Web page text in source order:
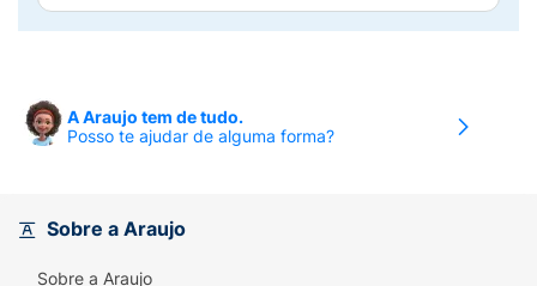
receber vaporização ou tratamento a vapor. Ao lavar, mantenha os
seco. Lembre-se de recortar e guardar as indicações de uso descritas
no verso da embalagem antes de descartá-la, isso será útil para
eventuais consultas.Esse produto é composto por tecido e fios de
poliester, elastodieno e partes em poliamida. Devido a dificuldade de
A Araujo tem de tudo.
Posso te ajudar de alguma forma?
Sobre a Araujo
Sobre a Araujo